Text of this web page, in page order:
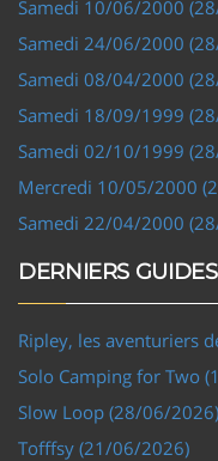
Samedi 10/06/2000
Samedi 24/06/2000
Samedi 08/04/2000
Samedi 18/09/1999
Samedi 02/10/1999
Mercredi 10/05/2000
Samedi 22/04/2000
DERNIERS
Ripley, les aventuriers
Solo Camping for Two
Slow Loop (28/06/2026)
Tofffsy (21/06/2026)